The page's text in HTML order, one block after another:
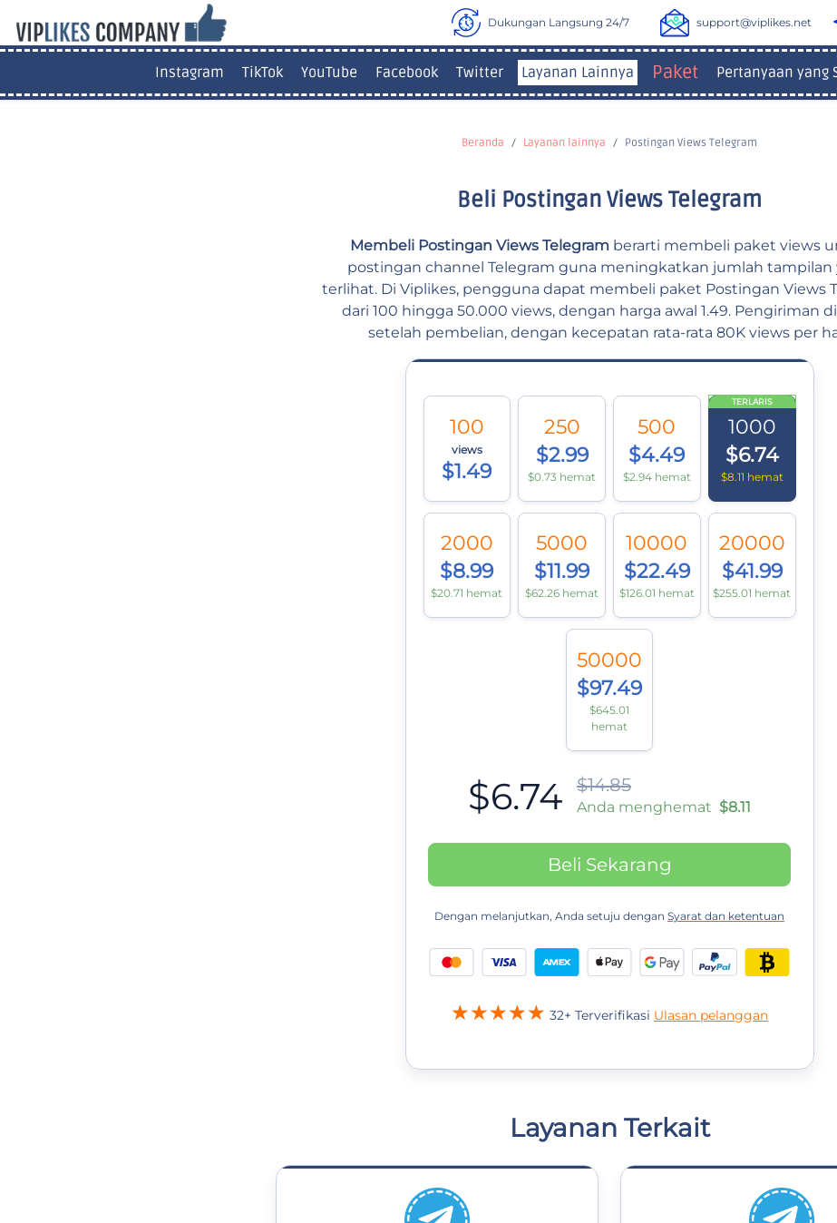
Dukungan Langsung 24/7 support@viplikes.net
Instagram TikTok YouTube Facebook Twitter Layanan Lainnya Paket Pertanyaan yang
Beranda Layanan lainnya Postingan Views Telegram
Beli Postingan Views Telegram
Membeli Postingan Views Telegramberarti membeli paket views
postingan channel Telegram guna meningkatkan jumlah tampilan
terlihat. Di Viplikes, pengguna dapat membeli paket Postingan Views
dari 100 hingga 50.000 views, dengan harga awal 1.49. Pengiriman
setelah pembelian, dengan kecepatan rata-rata 80K views per
100
views
$1.49
250
$2.99
$0.73 hemat
500
$4.49
$2.94 hemat
TERLARIS
1000
$6.74
$8.11 hemat
2000
$8.99
$20.71 hemat
5000
$11.99
$62.26 hemat
10000
$22.49
$126.01 hemat
20000
$41.99
$255.01 hemat
50000
$97.49
$645.01
hemat
$6.74 $14.85
Anda menghemat $8.11
Beli Sekarang
Dengan melanjutkan, Anda setuju dengan Syarat dan ketentuan
32+ Terverifikasi Ulasan pelanggan
Layanan Terkait